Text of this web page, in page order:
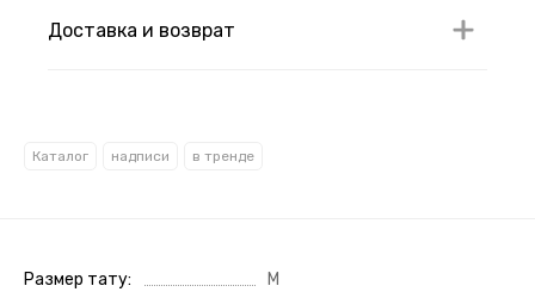
Доставка и возврат
Каталог надписи в тренде
Размер тату M